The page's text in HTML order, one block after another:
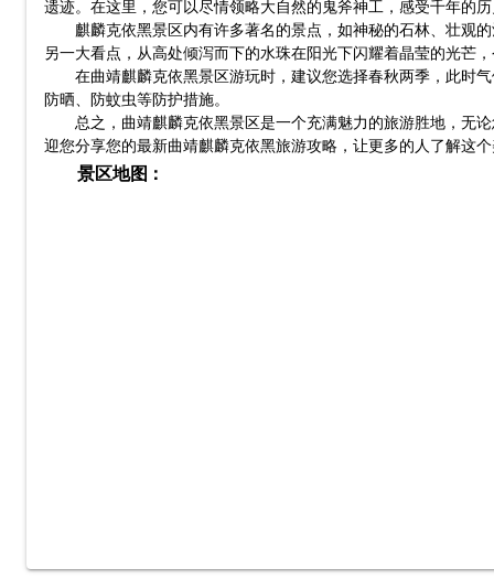
遗迹。在这里，您可以尽情领略大自然的鬼斧神工，感受千年的
麒麟克依黑景区内有许多著名的景点，如神秘的石林、壮观
另一大看点，从高处倾泻而下的水珠在阳光下闪耀着晶莹的光芒
在曲靖麒麟克依黑景区游玩时，建议您选择春秋两季，此时
防晒、防蚊虫等防护措施。
总之，曲靖麒麟克依黑景区是一个充满魅力的旅游胜地，无
迎您分享您的最新曲靖麒麟克依黑旅游攻略，让更多的人了解这
景区地图：